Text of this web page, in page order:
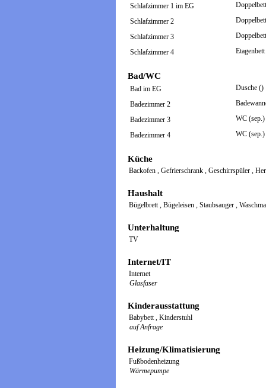
Schlafzimmer 1 im EG
Schlafzimmer 2
Schlafzimmer 3
Schlafzimmer 4
Bad/WC
Dusche ()
Bad im EG
Badezimmer 2
WC (sep.)
Badezimmer 3
WC (sep.)
Badezimmer 4
Küche
Backofen , Gefrierschrank , Geschirrspüler ,
Haushalt
Bügelbrett, Bügeleisen , Staubsauger ,
Unterhaltung
TV
Internet/IT
Internet
Glasfaser
Kinderausstattung
Babybett, Kinderstuhl
auf Anfrage
Heizung/Klimatisierung
Fußbodenheizung
Wärmepumpe